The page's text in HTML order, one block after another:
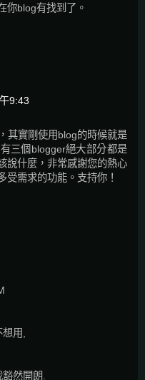
你blog有找到了。
9:43
其實剛使用blog的時候就是
三個blogger絕大部分都是
說什麼，非常感謝您的熱心
受需求的功能。支持你！
用,
然開朗.